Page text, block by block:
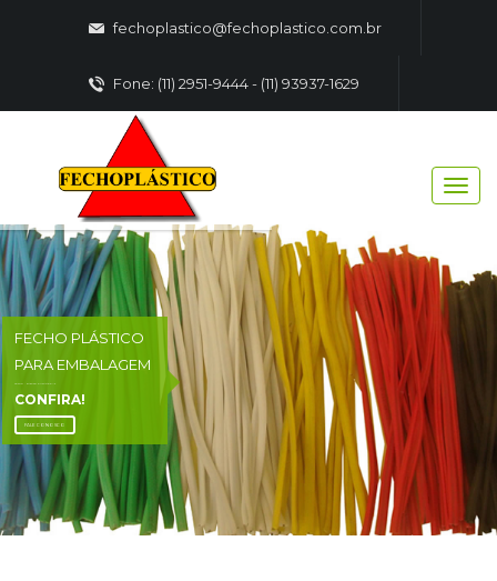
fechoplastico@fechoplastico.com.br
Fone: (11) 2951-9444 - (11) 93937-1629
FECHO PLÁSTICO
PARA EMBALAGEM
CONFIRA!
FALE CONOSCO